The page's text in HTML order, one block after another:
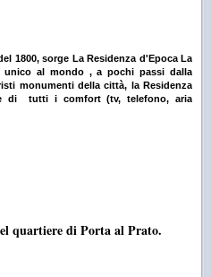
1800, sorge La Residenza d'Epoca La
unico al mondo , a pochi passi dalla
monumenti della città, la Residenza
di tutti i comfort (tv, telefono, aria
quartiere di Porta al Prato.